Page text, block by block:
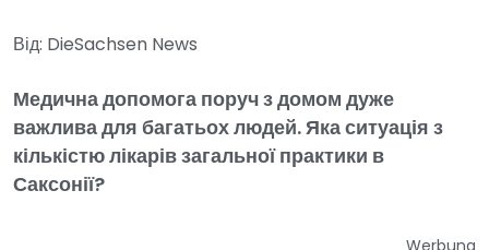
Від: DieSachsen News
Медична допомога поруч з домом дуже
важлива для багатьох людей. Яка ситуація з
кількістю лікарів загальної практики в
Саксонії?
Werbung